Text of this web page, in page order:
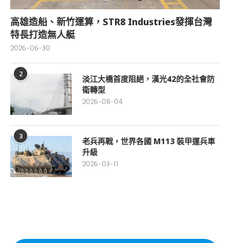
高雄造船、新竹運算，STR8 Industries發揮台灣
特長打造無人艇
2026-06-30
2
淡江大橋首度阻絕，漢光42的全社會防
衛轉型
2026-08-04
3
老兵再戰，世界各國 M113 裝甲運兵車
升級
2026-03-11